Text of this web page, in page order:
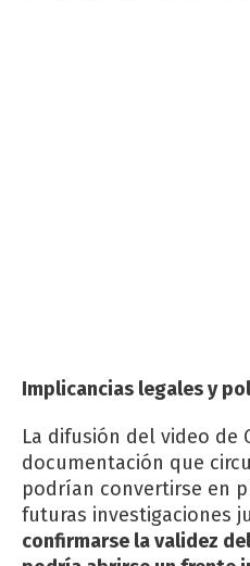
Implicancias legales y
La difusión del video de
documentación que
podrían convertirse en
futuras investigaciones
confirmarse la validez